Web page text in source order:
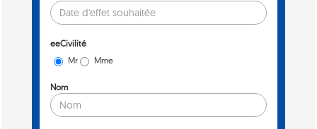
eeCivilité
Mr
Mme
Nom